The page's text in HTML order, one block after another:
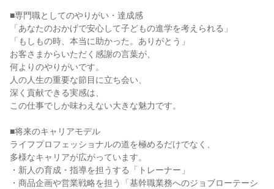
■専門職としてのやりがい・達成感
「あなたのおかげで安心して子どもの進学を考えられる」
「もしもの時、本当に助かった。ありがとう」
お客さまからいただく感謝の言葉が、
何よりのやりがいです。
人の人生の重要な節目に立ち会い、
深く貢献できる実感は、
この仕事でしか味わえない大きな魅力です。
■将来のキャリアモデル
ライフプロフェッショナルの道を極めるだけでなく、
多様なキャリアが広がっています。
・新人の育成・指導を担うする「トレーナー」
・商品企画や営業戦略を担う「基幹職業務へのジョブローテーシ